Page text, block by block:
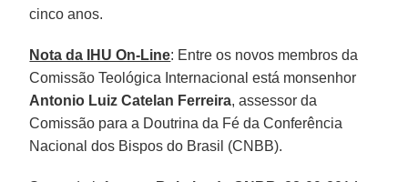
cinco anos.
Nota da IHU On-Line: Entre os novos membros da
Comissão Teológica Internacional está monsenhor
Antonio Luiz Catelan Ferreira, assessor da
Comissão para a Doutrina da Fé da Conferência
Nacional dos Bispos do Brasil (CNBB).